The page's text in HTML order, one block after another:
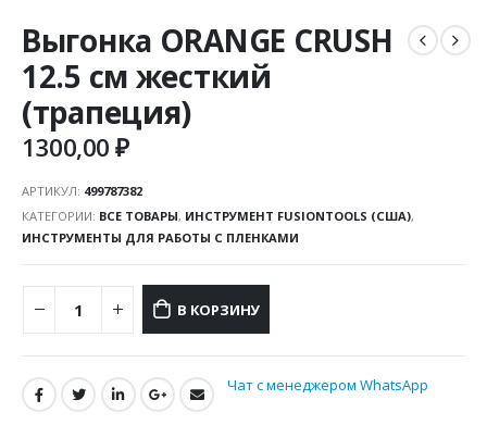
Выгонка ORANGE CRUSH
12.5 см жесткий
(трапеция)
1300,00₽
АРТИКУЛ: 499787382
КАТЕГОРИИ: ВСЕ ТОВАРЫ, ИНСТРУМЕНТ FUSIONTOOLS (США),
ИНСТРУМЕНТЫ ДЛЯ РАБОТЫ С ПЛЕНКАМИ
В КОРЗИНУ
Чат с менеджером WhatsApp